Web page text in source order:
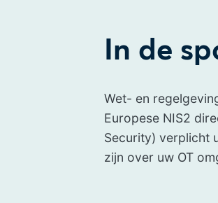
In de
Wet- en
Europese NIS2
Security) verplicht
zijn over uw OT